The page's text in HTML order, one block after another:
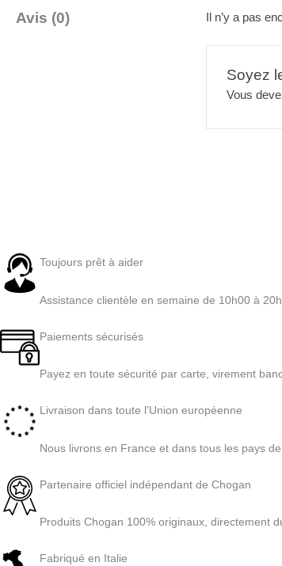
Avis (0) Il n’y a pas
Soyez
Vous
Toujours prêt à aider
Assistance clientèle en semaine de 10h00 à
Paiements sécurisés
Payez en toute sécurité par carte, virement
Livraison dans toute l'Union européenne
Nous livrons en France et dans tous les pays de
Partenaire officiel indépendant de Chogan
Produits Chogan 100% originaux, directement
Fabriqué en Italie